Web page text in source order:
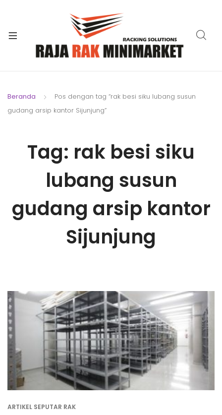
Beranda
Pos dengan tag “rak besi siku lubang susun
gudang arsip kantor Sijunjung”
Tag: rak besi siku
lubang susun
gudang arsip kantor
Sijunjung
ARTIKEL SEPUTAR RAK